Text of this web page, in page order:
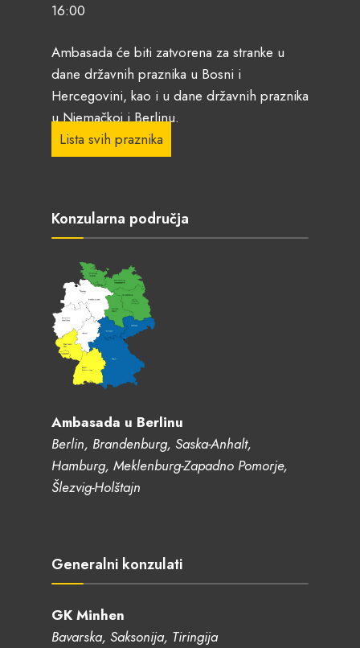
16:00
Ambasada će biti zatvorena za stranke u
dane državnih praznika u Bosni i
Hercegovini, kao i u dane državnih praznika
u Njemačkoj i Berlinu.
Lista svih praznika
Konzularna područja
Ambasada u Berlinu
Berlin, Brandenburg, Saska-Anhalt,
Hamburg, Meklenburg-Zapadno Pomorje,
Šlezvig-Holštajn
Generalni konzulati
GK Minhen
Bavarska, Saksonija, Tiringija